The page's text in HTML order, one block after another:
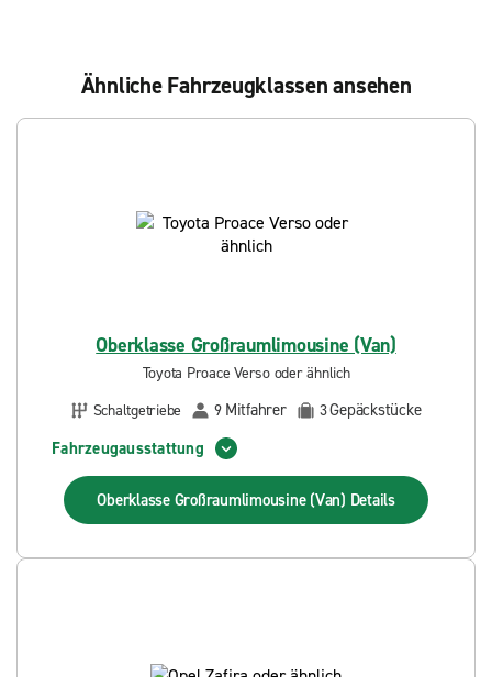
Ähnliche Fahrzeugklassen ansehen
Oberklasse Großraumlimousine (Van)
Toyota Proace Verso oder ähnlich
Schaltgetriebe
9 Mitfahrer 3Gepäckstücke
Fahrzeugausstattung
Oberklasse Großraumlimousine (Van) Details